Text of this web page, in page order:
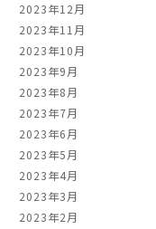
2023年12月
2023年11月
2023年10月
2023年9月
2023年8月
2023年7月
2023年6月
2023年5月
2023年4月
2023年3月
2023年2月